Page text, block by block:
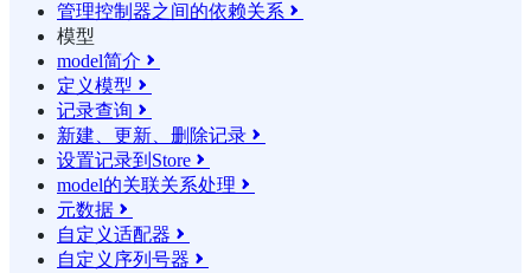
管理控制器之间的依赖关系 
模型
model简介 
定义模型 
记录查询 
新建、更新、删除记录 
设置记录到Store 
model的关联关系处理 
元数据 
自定义适配器 
自定义序列号器 